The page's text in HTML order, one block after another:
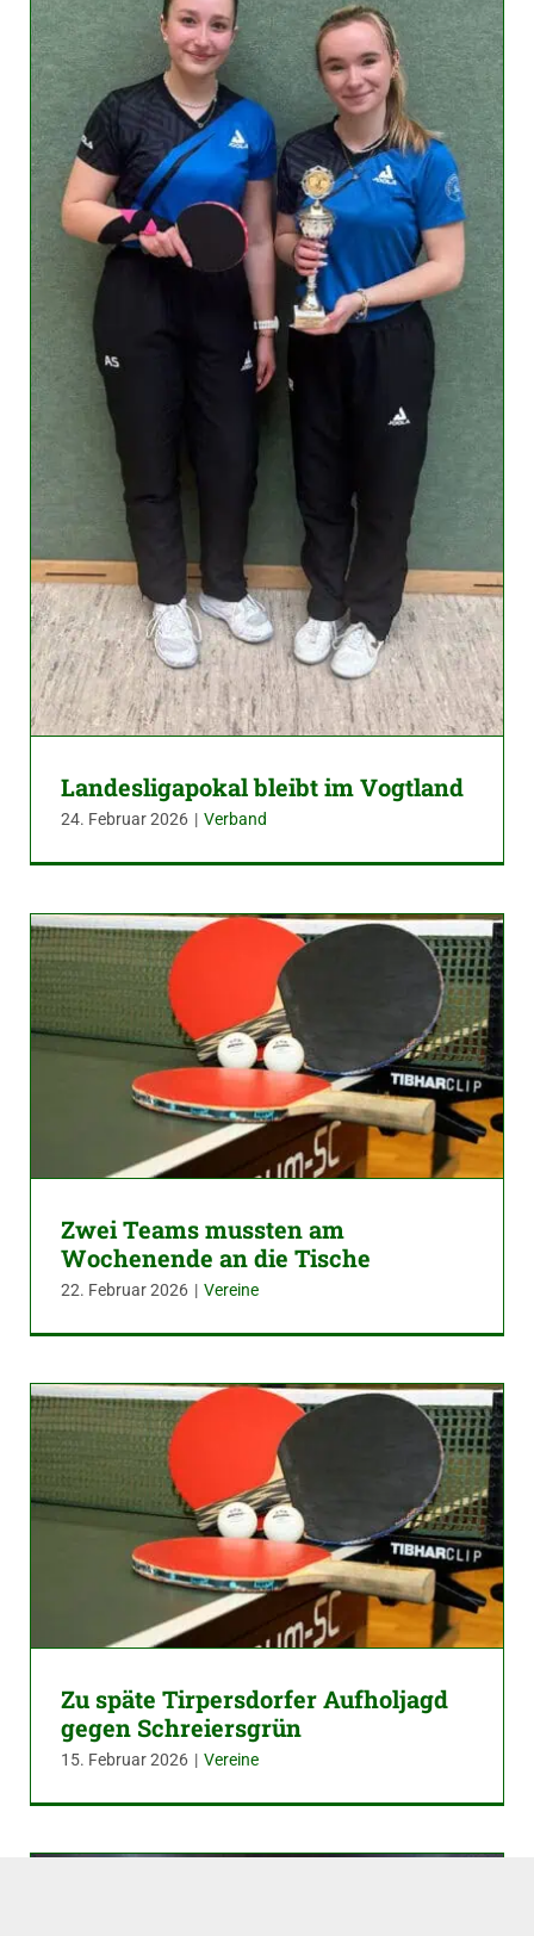
Landesligapokal bleibt im Vogtland
24. Februar 2026 | Verband
Zwei Teams mussten am
Wochenende an die Tische
22. Februar 2026 | Vereine
Zu späte Tirpersdorfer Aufholjagd
gegen Schreiersgrün
15. Februar 2026 | Vereine